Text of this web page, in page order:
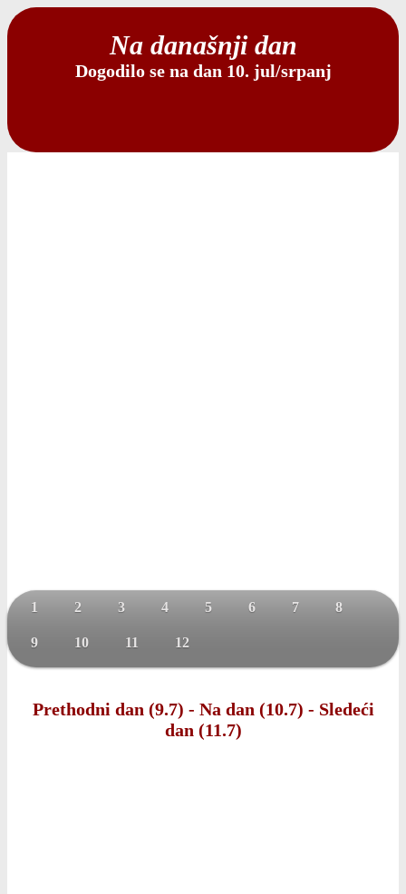
Na današnji dan
Dogodilo se na dan 10. jul/srpanj
1 2 3 4 5 6 7 8
9 10 11 12
Prethodni dan (9.7) - Na dan (10.7) - Sledeći
dan (11.7)